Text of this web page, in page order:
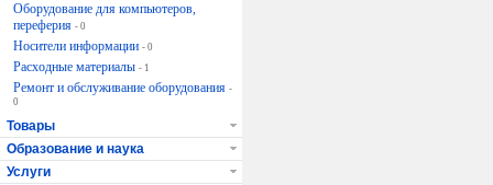
Оборудование для компьютеров,
переферия - 0
Носители информации - 0
Расходные материалы - 1
Ремонт и обслуживание оборудования -
0
Товары
Образование и наука
Услуги